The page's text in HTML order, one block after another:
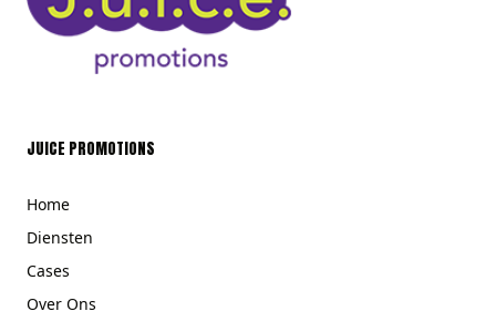
JUICE PROMOTIONS
Home
Diensten
Cases
Over Ons